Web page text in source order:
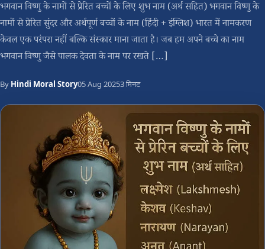
भगवान विष्णु के नामों से प्रेरित बच्चों के लिए शुभ नाम (अर्थ सहित) भगवान विष्णु के
नामों से प्रेरित सुंदर और अर्थपूर्ण बच्चों के नाम (हिंदी + इंग्लिश) भारत में नामकरण
केवल एक परंपरा नहीं बल्कि संस्कार माना जाता है। जब हम अपने बच्चे का नाम
भगवान विष्णु जैसे पालक देवता के नाम पर रखते […]
By Hindi Moral Story05 Aug 20253 मिनट